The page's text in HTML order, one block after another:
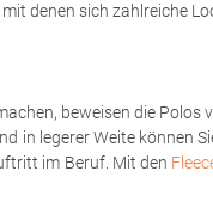
denen sich zahlreiche
beweisen die
in legerer Weite können
im Beruf. Mit den